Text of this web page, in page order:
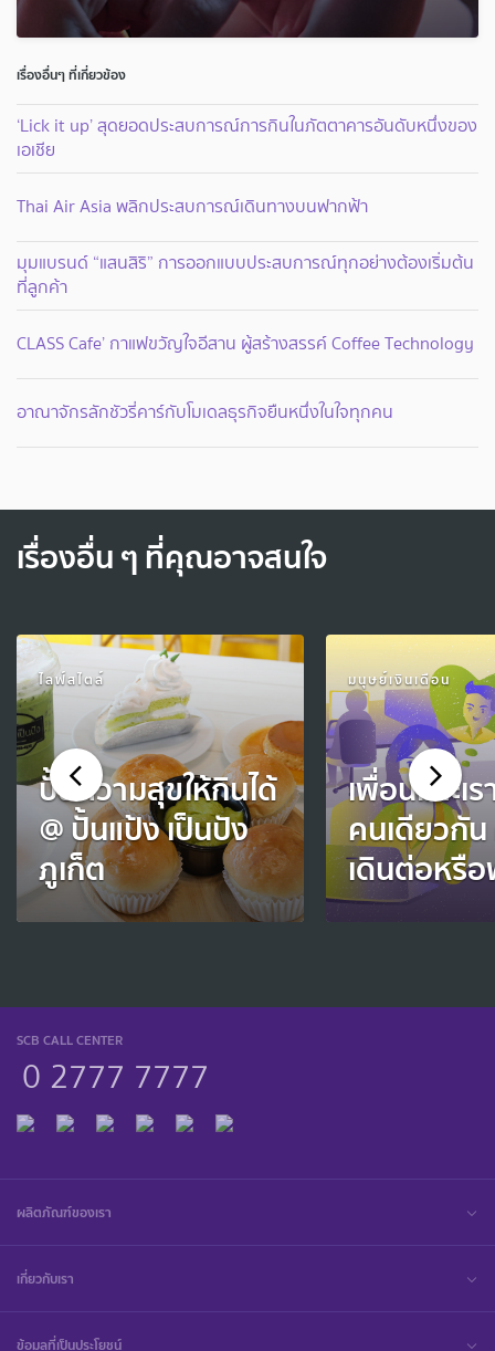
เรื่องอื่นๆ ที่เกี่ยวข้อง
‘Lick it up’ สุดยอดประสบการณ์การกินในภัตตาคารอันดับหนึ่งของ
เอเชีย
Thai Air Asia พลิกประสบการณ์เดินทางบนฟากฟ้า
มุมแบรนด์ “แสนสิริ” การออกแบบประสบการณ์ทุกอย่างต้องเริ่มต้น
ที่ลูกค้า
CLASS Cafe’ กาแฟขวัญใจอีสาน ผู้สร้างสรรค์ Coffee Technology
อาณาจักรลักชัวรี่คาร์กับโมเดลธุรกิจยืนหนึ่งในใจทุกคน
เรื่องอื่น ๆ ที่คุณอาจสนใจ
ไลฟ์สไตล์
ปั้นความสุขให้กินได้
@ ปั้นแป้ง เป็นปัง
ภูเก็ต
มนุษย์เงินเดือน
เพื่อนและเ
คนเดียวกั
เดินต่อหรื
SCB CALL CENTER
0 2777 7777
ผลิตภัณฑ์ของเรา
เกี่ยวกับเรา
ข้อมูลที่เป็นประโยชน์